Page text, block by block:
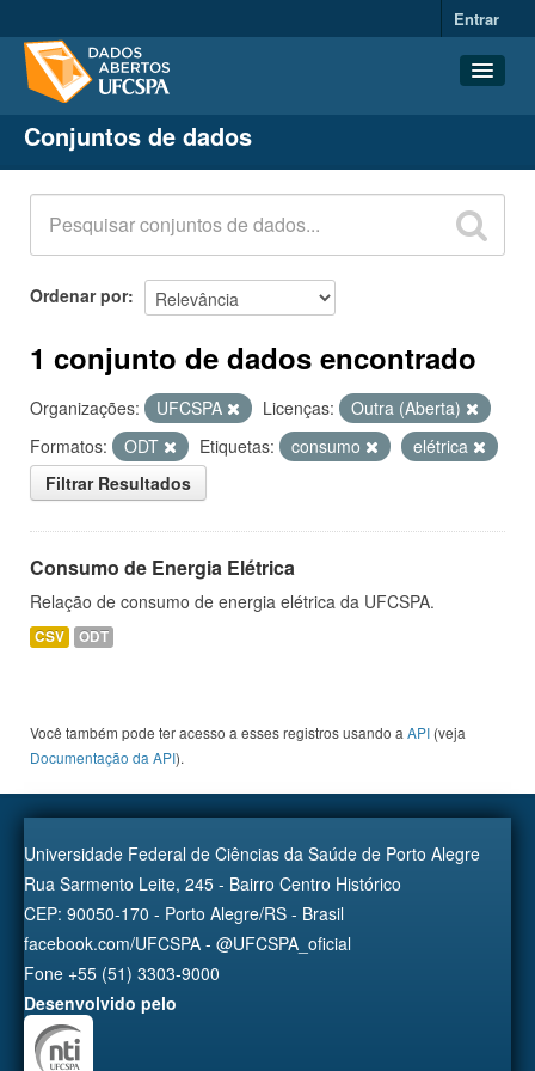
Entrar
Conjuntos de dados
Organizações
Grupos
Sobre
Conjuntos de dados
Ordenar por
1 conjunto de dados encontrado
Organizações: UFCSPA Licenças:
Outra (Aberta)
Formatos:
ODT Etiquetas: consumo
elétrica
Filtrar Resultados
Consumo de Energia Elétrica
Relação de consumo de energia elétrica da UFCSPA.
CSV ODT
Você também pode ter acesso a esses registros usando a API (veja
Documentação da API).
Universidade Federal de Ciências da Saúde de Porto Alegre
Rua Sarmento Leite, 245 - Bairro Centro Histórico
CEP: 90050-170 - Porto Alegre/RS - Brasil
facebook.com/UFCSPA - @UFCSPA_oficial
Fone +55 (51) 3303-9000
Desenvolvido pelo